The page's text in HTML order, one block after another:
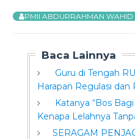
PMII ABDURRAHMAN WAHID
Baca Lainnya
Guru di Tengah
Harapan Regulasi dan
Katanya “Bos
Kenapa Lelahnya
SERAGAM